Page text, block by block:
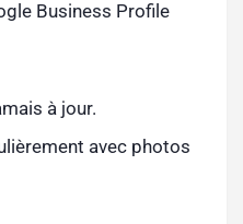
Business Profile
à jour.
avec photos